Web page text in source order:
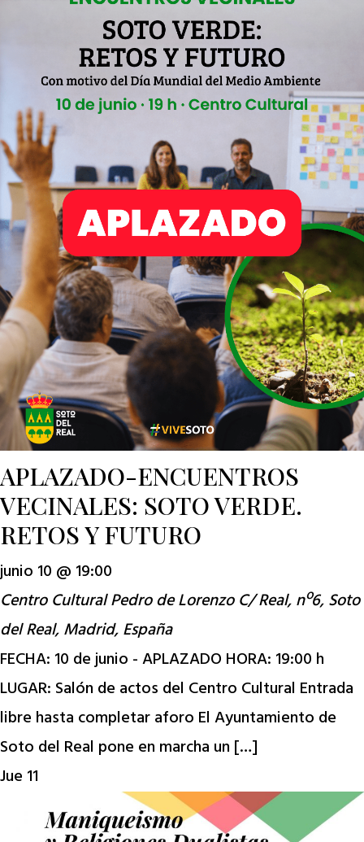
APLAZADO-ENCUENTROS
VECINALES: SOTO VERDE.
RETOS Y FUTURO
junio 10 @ 19:00
Centro Cultural Pedro de LorenzoC/ Real, nº6, Soto
del Real, Madrid, España
FECHA: 10 de junio - APLAZADO HORA: 19:00 h
LUGAR: Salón de actos del Centro Cultural Entrada
libre hasta completar aforo El Ayuntamiento de
Soto del Real pone en marcha un […]
Jue 11